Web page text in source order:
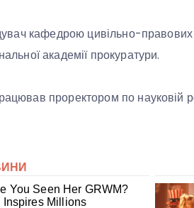
кафедрою цивільно-
академії прокуратури.
проректором по науковій